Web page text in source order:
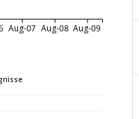
Aug-07 Aug-08 Aug-09